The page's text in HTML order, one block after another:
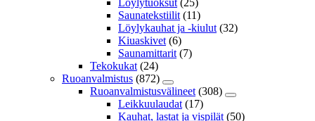
Löylytuoksut (25)
Saunatekstiilit (11)
Löylykauhat ja -kiulut (32)
Kiuaskivet (6)
Saunamittarit (7)
Tekokukat (24)
Ruoanvalmistus (872)
Ruoanvalmistusvälineet (308)
Leikkuulaudat (17)
Kauhat, lastat ja vispilät (50)